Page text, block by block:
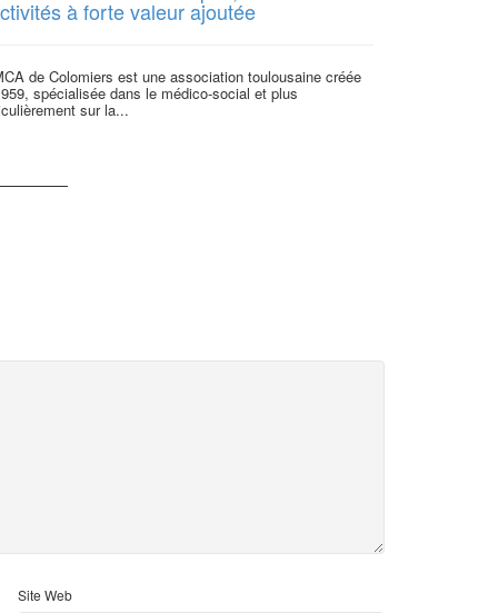
à forte valeur ajoutée
de Colomiers est une association toulousaine créée
spécialisée dans le médico-social et plus
sur la...
Site Web